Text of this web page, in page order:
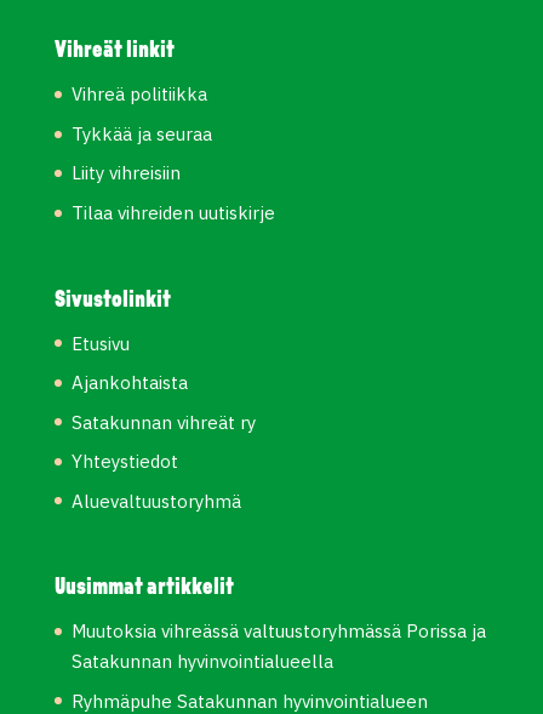
Vihreät linkit
Vihreä politiikka
Tykkää ja seuraa
Liity vihreisiin
Tilaa vihreiden uutiskirje
Sivustolinkit
Etusivu
Ajankohtaista
Satakunnan vihreät ry
Yhteystiedot
Aluevaltuustoryhmä
Uusimmat artikkelit
Muutoksia vihreässä valtuustoryhmässä Porissa ja
Satakunnan hyvinvointialueella
Ryhmäpuhe Satakunnan hyvinvointialueen